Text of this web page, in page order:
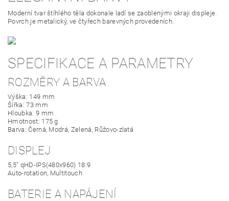
Moderní tvar štíhlého těla dokonale ladí se zaoblenými okraji displeje.
Povrch je metalický, ve čtyřech barevných provedeních.
SPECIFIKACE A PARAMETRY
ROZMĚRY A BARVA
Výška: 149 mm
Šířka: 73 mm
Hloubka: 9 mm
Hmotnost: 175 g
Barva: Černá, Modrá, Zelená, Růžovo-zlatá
DISPLEJ
5,5" qHD-IPS(480x960) 18:9
Auto-rotation, Multitouch
BATERIE A NAPÁJENÍ